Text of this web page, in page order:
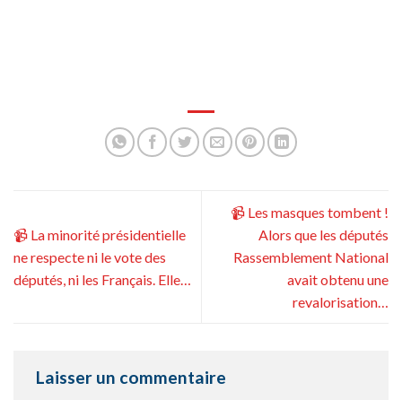
📹 La minorité présidentielle
ne respecte ni le vote des
députés, ni les Français. Elle…
📹 Les masques tombent !
Alors que les députés
Rassemblement National
avait obtenu une
revalorisation…
Laisser un commentaire